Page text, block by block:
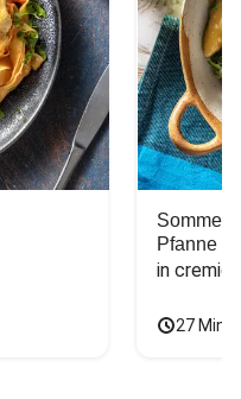
Pfanne
in
27